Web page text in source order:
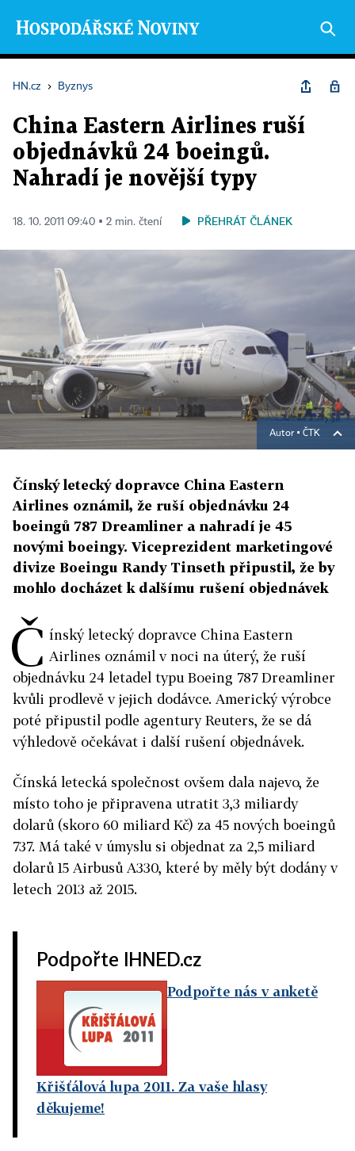
HN.cz › Byznys
China Eastern Airlines ruší
objednávků 24 boeingů.
Nahradí je novější typy
18. 10. 2011 09:40 ▪ 2 min. čtení PŘEHRÁT ČLÁNEK
Autor ▪ ČTK
Čínský letecký dopravce China Eastern
Airlines oznámil, že ruší objednávku 24
boeingů 787 Dreamliner a nahradí je 45
novými boeingy. Viceprezident marketingové
divize Boeingu Randy Tinseth připustil, že by
mohlo docházet k dalšímu rušení objednávek
Č ínský letecký dopravce China Eastern
Airlines oznámil v noci na úterý, že ruší
objednávku 24 letadel typu Boeing 787 Dreamliner
kvůli prodlevě v jejich dodávce. Americký výrobce
poté připustil podle agentury Reuters, že se dá
výhledově očekávat i další rušení objednávek.
Čínská letecká společnost ovšem dala najevo, že
místo toho je připravena utratit 3,3 miliardy
dolarů (skoro 60 miliard Kč) za 45 nových boeingů
737. Má také v úmyslu si objednat za 2,5 miliard
dolarů 15 Airbusů A330, které by měly být dodány v
letech 2013 až 2015.
Podpořte IHNED.cz
Podpořte nás v anketě
Křišťálová lupa 2011. Za vaše hlasy
děkujeme!